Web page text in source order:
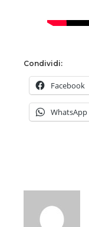
Condividi:
Facebook
WhatsApp